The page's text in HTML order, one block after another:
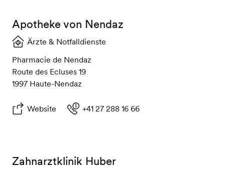
Apotheke von Nendaz
Ärzte & Notfalldienste
Pharmacie de Nendaz
Route des Ecluses 19
1997 Haute-Nendaz
Website +41 27 288 16 66
Zahnarztklinik Huber